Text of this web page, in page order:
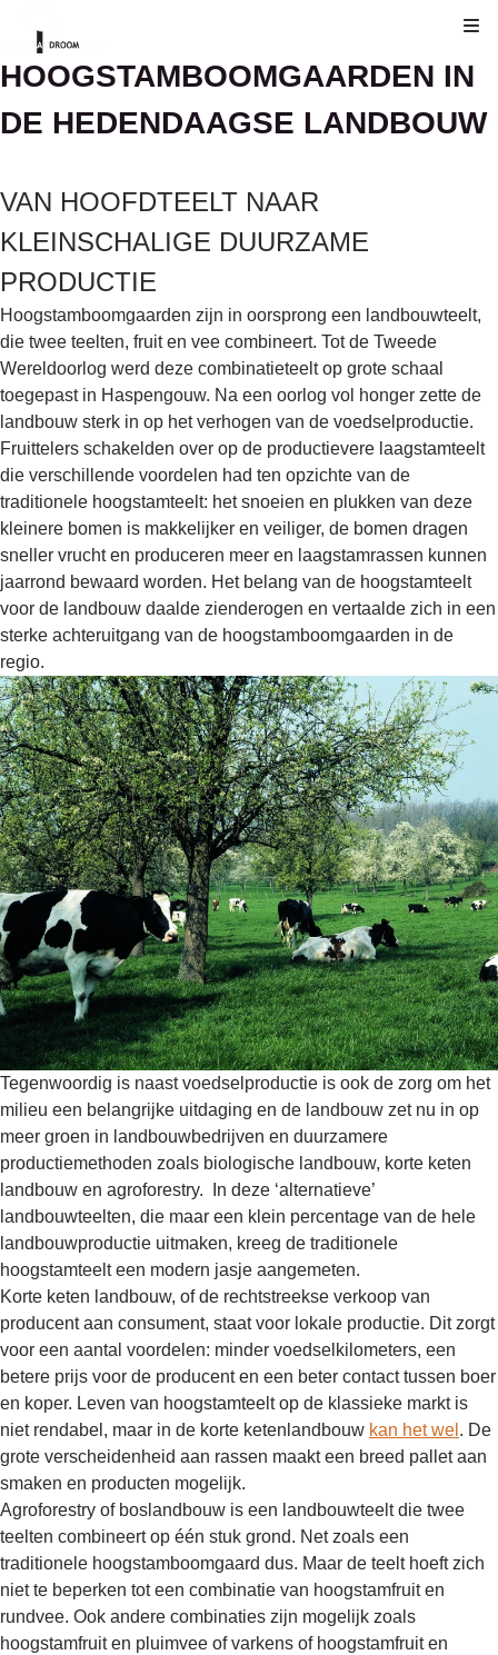
HOOGSTAMBOOMGAARDEN IN
DE HEDENDAAGSE LANDBOUW
VAN HOOFDTEELT NAAR
KLEINSCHALIGE DUURZAME
PRODUCTIE
Hoogstamboomgaarden zijn in oorsprong een landbouwteelt,
die twee teelten, fruit en vee combineert. Tot de Tweede
Wereldoorlog werd deze combinatieteelt op grote schaal
toegepast in Haspengouw. Na een oorlog vol honger zette de
landbouw sterk in op het verhogen van de voedselproductie.
Fruittelers schakelden over op de productievere laagstamteelt
die verschillende voordelen had ten opzichte van de
traditionele hoogstamteelt: het snoeien en plukken van deze
kleinere bomen is makkelijker en veiliger, de bomen dragen
sneller vrucht en produceren meer en laagstamrassen kunnen
jaarrond bewaard worden. Het belang van de hoogstamteelt
voor de landbouw daalde zienderogen en vertaalde zich in een
sterke achteruitgang van de hoogstamboomgaarden in de
regio.
Tegenwoordig is naast voedselproductie is ook de zorg om het
milieu een belangrijke uitdaging en de landbouw zet nu in op
meer groen in landbouwbedrijven en duurzamere
productiemethoden zoals biologische landbouw, korte keten
landbouw en agroforestry. In deze ‘alternatieve’
landbouwteelten, die maar een klein percentage van de hele
landbouwproductie uitmaken, kreeg de traditionele
hoogstamteelt een modern jasje aangemeten.
Korte keten landbouw, of de rechtstreekse verkoop van
producent aan consument, staat voor lokale productie. Dit zorgt
voor een aantal voordelen: minder voedselkilometers, een
betere prijs voor de producent en een beter contact tussen boer
en koper. Leven van hoogstamteelt op de klassieke markt is
niet rendabel, maar in de korte ketenlandbouw kan het wel . De
grote verscheidenheid aan rassen maakt een breed pallet aan
smaken en producten mogelijk.
Agroforestry of boslandbouw is een landbouwteelt die twee
teelten combineert op één stuk grond. Net zoals een
traditionele hoogstamboomgaard dus. Maar de teelt hoeft zich
niet te beperken tot een combinatie van hoogstamfruit en
rundvee. Ook andere combinaties zijn mogelijk zoals
hoogstamfruit en pluimvee of varkens of hoogstamfruit en